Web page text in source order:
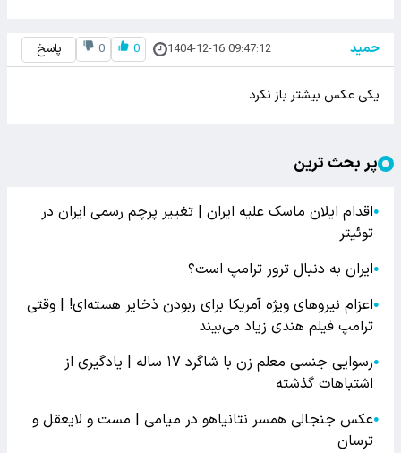
حمید 1404-12-16 09:47:12
0
0 پاسخ
یکی عکس بیشتر باز نکرد
پر بحث ترین
●اقدام ایلان ماسک علیه ایران | تغییر پرچم رسمی ایران در
توئیتر
●ایران به دنبال ترور ترامپ است؟
●اعزام نیروهای ویژه آمریکا برای ربودن ذخایر هسته‌ای! | وقتی
ترامپ فیلم هندی زیاد می‌بیند
●
رسوایی جنسی معلم زن با شاگرد ۱۷ ساله | یادگیری از
اشتباهات گذشته
●عکس جنجالی همسر نتانیاهو در میامی | مست و لایعقل و
ترسان